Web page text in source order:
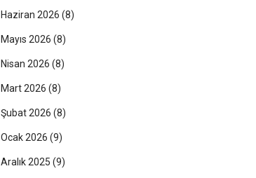
Haziran 2026 (8)
Mayıs 2026 (8)
Nisan 2026 (8)
Mart 2026 (8)
Şubat 2026 (8)
Ocak 2026 (9)
Aralık 2025 (9)